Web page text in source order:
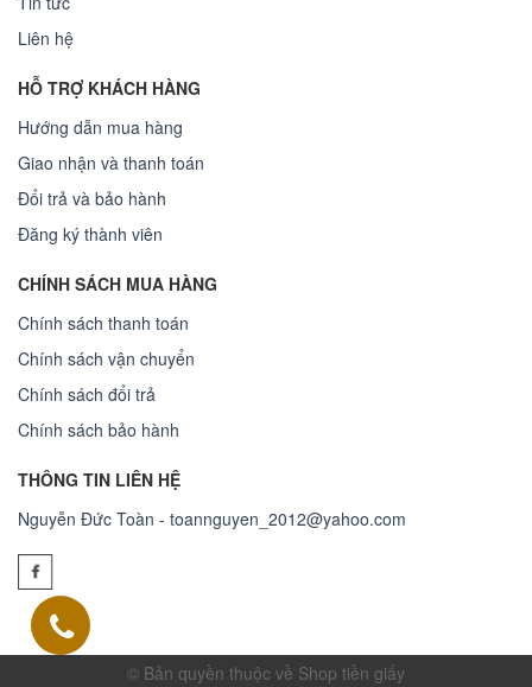
Liên hệ
HỖ TRỢ KHÁCH HÀNG
Hướng dẫn mua hàng
Giao nhận và thanh toán
Đổi trả và bảo hành
Đăng ký thành viên
CHÍNH SÁCH MUA HÀNG
Chính sách thanh toán
Chính sách vận chuyển
Chính sách đổi trả
Chính sách bảo hành
THÔNG TIN LIÊN HỆ
Nguyễn Đức Toàn - toannguyen_2012@yahoo.com
© Bản quyền thuộc về Shop tiền giấy